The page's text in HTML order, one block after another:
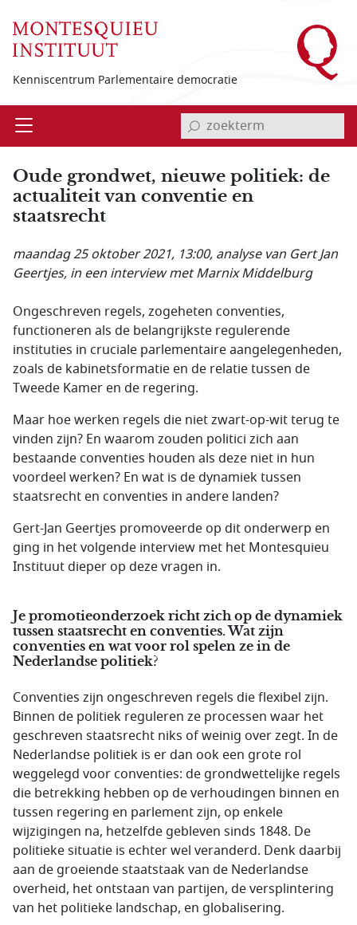
Kenniscentrum Parlementaire democratie
Open invoerveld zoekterm
Oude grondwet, nieuwe politiek: de
actualiteit van conventie en
staatsrecht
maandag 25 oktober 2021, 13:00, analyse van Gert Jan
Geertjes, in een interview met Marnix Middelburg
Ongeschreven regels, zogeheten conventies,
functioneren als de belangrijkste regulerende
instituties in cruciale parlementaire aangelegenheden,
zoals de kabinetsformatie en de relatie tussen de
Tweede Kamer en de regering.
Maar hoe werken regels die niet zwart-op-wit terug te
vinden zijn? En waarom zouden politici zich aan
bestaande conventies houden als deze niet in hun
voordeel werken? En wat is de dynamiek tussen
staatsrecht en conventies in andere landen?
Gert-Jan Geertjes promoveerde op dit onderwerp en
ging in het volgende interview met het Montesquieu
Instituut dieper op deze vragen in.
Je promotieonderzoek richt zich op de dynamiek
tussen staatsrecht en conventies. Wat zijn
conventies en wat voor rol spelen ze in de
Nederlandse politiek?
Conventies zijn ongeschreven regels die flexibel zijn.
Binnen de politiek reguleren ze processen waar het
geschreven staatsrecht niks of weinig over zegt. In de
Nederlandse politiek is er dan ook een grote rol
weggelegd voor conventies: de grondwettelijke regels
die betrekking hebben op de verhoudingen binnen en
tussen regering en parlement zijn, op enkele
wijzigingen na, hetzelfde gebleven sinds 1848. De
politieke situatie is echter wel veranderd. Denk daarbij
aan de groeiende staatstaak van de Nederlandse
overheid, het ontstaan van partijen, de versplintering
van het politieke landschap, en globalisering.